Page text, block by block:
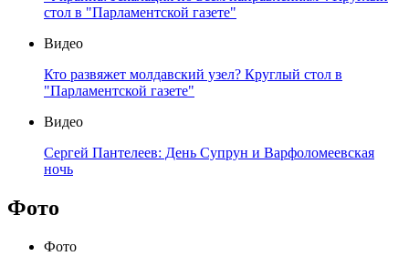
стол в "Парламентской газете"
Видео
Кто развяжет молдавский узел? Круглый стол в
"Парламентской газете"
Видео
Сергей Пантелеев: День Супрун и Варфоломеевская
ночь
Фото
Фото